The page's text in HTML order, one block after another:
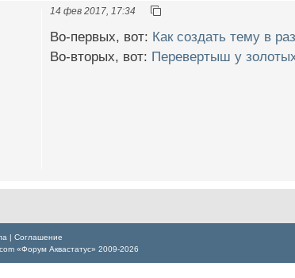
14 фев 2017, 17:34
Во-первых, вот: Как создать тему в
Во-вторых, вот: Перевертыш у
| Соглашение
«Форум Аквастатус» 2009-2026